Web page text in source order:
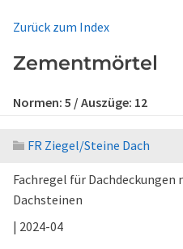
Zurück zum Index
Zementmörtel
Normen: 5 / Auszüge: 12
FR Ziegel/Steine Dach
Fachregel für Dachdeckungen
Dachsteinen
| 2024-04